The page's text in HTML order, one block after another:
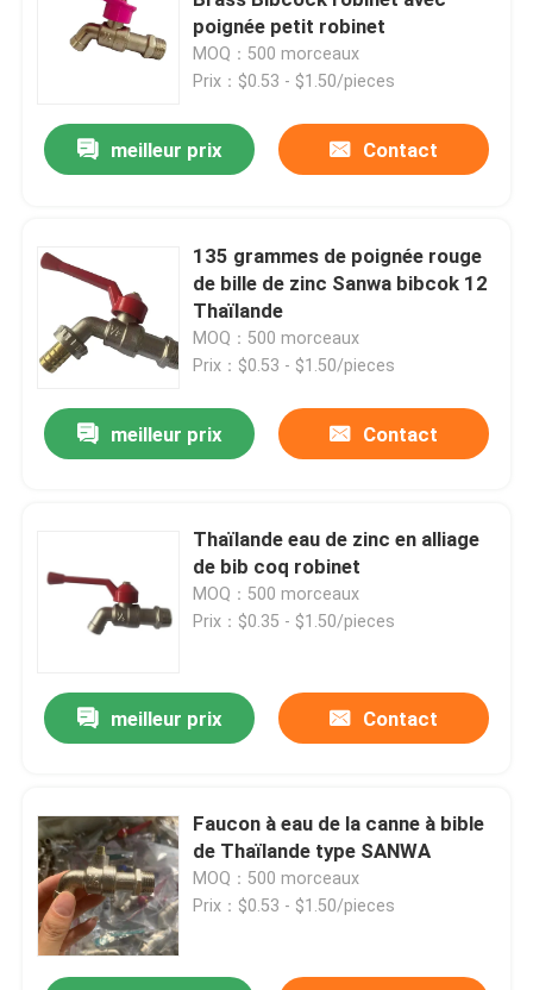
Produits
Au sujet de nous
poignée petit robinet
MOQ：500 morceaux
Prix：$0.53 - $1.50/pieces
meilleur prix Contact
135 grammes de poignée rouge
de bille de zinc Sanwa bibcok 12
Thaïlande
MOQ：500 morceaux
Prix：$0.53 - $1.50/pieces
meilleur prix Contact
Thaïlande eau de zinc en alliage
de bib coq robinet
MOQ：500 morceaux
Prix：$0.35 - $1.50/pieces
meilleur prix Contact
Faucon à eau de la canne à bible
de Thaïlande type SANWA
MOQ：500 morceaux
Prix：$0.53 - $1.50/pieces